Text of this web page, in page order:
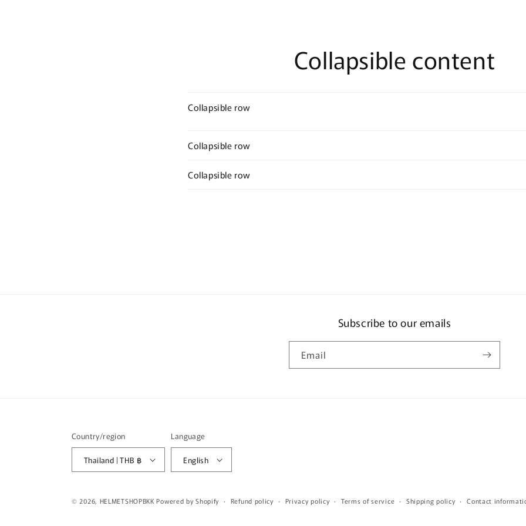
Collapsible content
Collapsible row
Collapsible row
Collapsible row
Subscribe to our emails
Email
Country/region
Thailand | THB ฿
Language
English
© 2026, HELMETSHOPBKK Powered by Shopify Refund policy Privacy policy Terms of service Shipping policy Contact